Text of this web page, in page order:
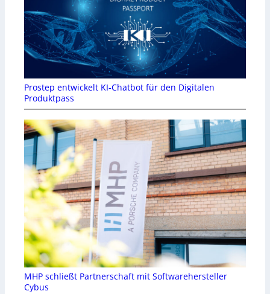
Prostep entwickelt KI-Chatbot für den Digitalen
Produktpass
MHP schließt Partnerschaft mit Softwarehersteller
Cybus